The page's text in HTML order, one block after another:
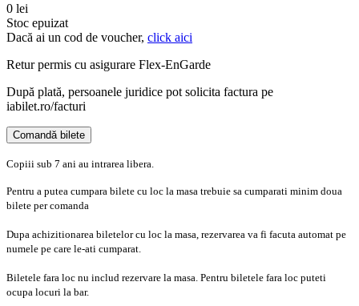
0 lei
Stoc epuizat
Dacă ai un cod de voucher, click aici
Retur permis cu asigurare Flex-EnGarde
După plată, persoanele juridice pot solicita factura pe
iabilet.ro/facturi
Comandă bilete
Copiii sub 7 ani au intrarea libera.
Pentru a putea cumpara bilete cu loc la masa trebuie sa cumparati minim doua
bilete per comanda
Dupa achizitionarea biletelor cu loc la masa, rezervarea va fi facuta automat pe
numele pe care le-ati cumparat.
Biletele fara loc nu includ rezervare la masa. Pentru biletele fara loc puteti
ocupa locuri la bar.